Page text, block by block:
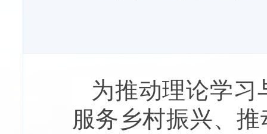
为推动理论学
服务乡村振兴、